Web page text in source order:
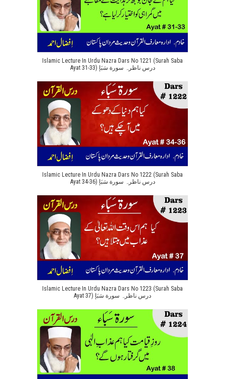
Islamic Lecture In Urdu Nazra Dars No 1221 (Surah Saba
Ayat 31-33) درس ناظرہ سورة سَبَإ
Islamic Lecture In Urdu Nazra Dars No 1222 (Surah Saba
Ayat 34-36) درس ناظرہ سورة سَبَإ
Islamic Lecture In Urdu Nazra Dars No 1223 (Surah Saba
Ayat 37) درس ناظرہ سورة سَبَإ